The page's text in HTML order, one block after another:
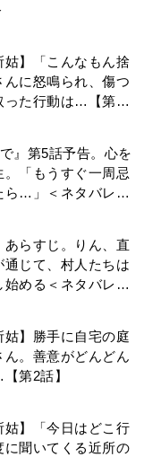
姑】「こんなもん捨
に怒鳴られ、傷つ
った行動は…【第3
』第5話予告。心を
「もうすぐ一周忌
ら…」＜ネタバレあ
らすじ。りん、直
じて、村人たちは
める＜ネタバレあ
姑】勝手に自宅の庭
。善意がどんどん
第2話】
姑】「今日はどこ行
に聞いてくる近所の